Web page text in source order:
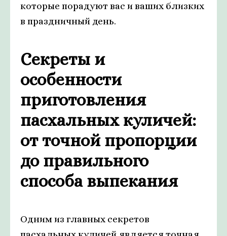
которые порадуют вас и ваших близких
в праздничный день.
Секреты и
особенности
приготовления
пасхальных куличей:
от точной пропорции
до правильного
способа выпекания
Одним из главных секретов